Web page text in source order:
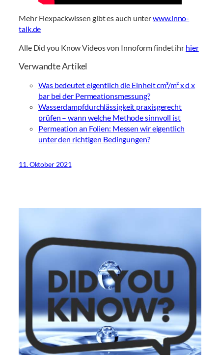
Mehr Flexpackwissen gibt es auch unterwww.inno-
talk.de
Alle Did you Know Videos von Innoform findet ihr hier
Verwandte Artikel
Was bedeutet eigentlich die Einheit cm³/m² x d x
bar bei der Permeationsmessung?
Wasserdampfdurchlässigkeit praxisgerecht
prüfen – wann welche Methode sinnvoll ist
Permeation an Folien: Messen wir eigentlich
unter den richtigen Bedingungen?
11. Oktober 2021